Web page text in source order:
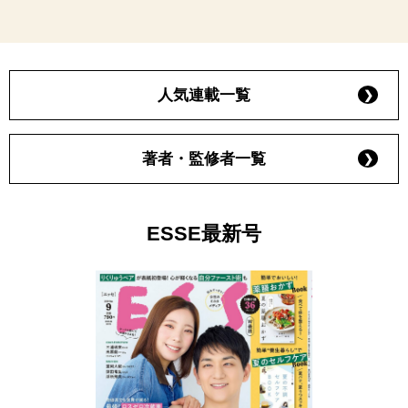
人気連載一覧
著者・監修者一覧
ESSE最新号